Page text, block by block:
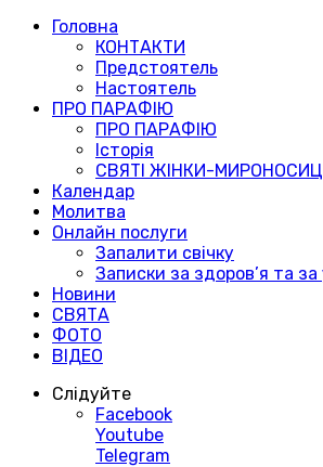
Головна
КОНТАКТИ
Предстоятель
Настоятель
ПРО ПАРАФІЮ
ПРО ПАРАФІЮ
Історія
СВЯТІ ЖІНКИ-
Календар
Молитва
Онлайн послуги
Запалити свічку
Записки за здоров’я та за
Новини
СВЯТА
ФОТО
ВІДЕО
Слідуйте
Facebook
Youtube
Telegram